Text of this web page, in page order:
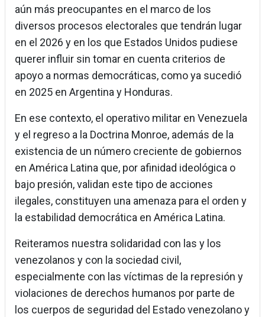
aún más preocupantes en el marco de los
diversos procesos electorales que tendrán lugar
en el 2026 y en los que Estados Unidos pudiese
querer influir sin tomar en cuenta criterios de
apoyo a normas democráticas, como ya sucedió
en 2025 en Argentina y Honduras.
En ese contexto, el operativo militar en Venezuela
y el regreso a la Doctrina Monroe, además de la
existencia de un número creciente de gobiernos
en América Latina que, por afinidad ideológica o
bajo presión, validan este tipo de acciones
ilegales, constituyen una amenaza para el orden y
la estabilidad democrática en América Latina.
Reiteramos nuestra solidaridad con las y los
venezolanos y con la sociedad civil,
especialmente con las víctimas de la represión y
violaciones de derechos humanos por parte de
los cuerpos de seguridad del Estado venezolano y